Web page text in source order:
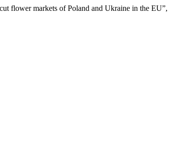
flower markets of Poland and Ukraine in the EU”,